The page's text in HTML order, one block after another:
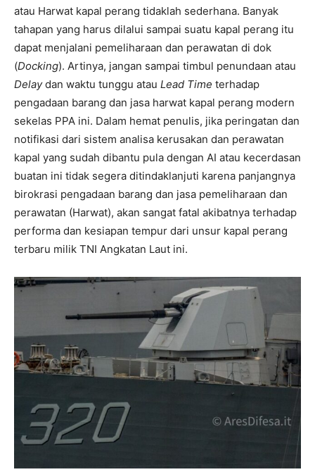
atau Harwat kapal perang tidaklah sederhana. Banyak
tahapan yang harus dilalui sampai suatu kapal perang itu
dapat menjalani pemeliharaan dan perawatan di dok
(Docking). Artinya, jangan sampai timbul penundaan atau
Delaydan waktu tunggu atau Lead Time terhadap
pengadaan barang dan jasa harwat kapal perang modern
sekelas PPA ini. Dalam hemat penulis, jika peringatan dan
notifikasi dari sistem analisa kerusakan dan perawatan
kapal yang sudah dibantu pula dengan AI atau kecerdasan
buatan ini tidak segera ditindaklanjuti karena panjangnya
birokrasi pengadaan barang dan jasa pemeliharaan dan
perawatan (Harwat), akan sangat fatal akibatnya terhadap
performa dan kesiapan tempur dari unsur kapal perang
terbaru milik TNI Angkatan Laut ini.